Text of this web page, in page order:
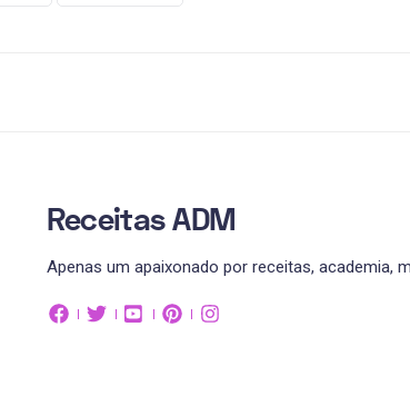
Receitas ADM
Apenas um apaixonado por receitas, academia,